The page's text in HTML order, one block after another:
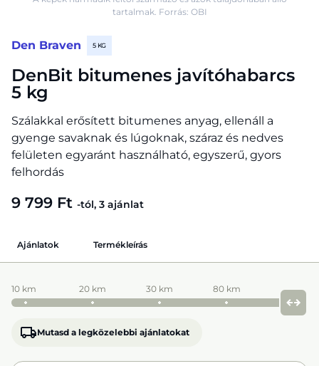
Den Braven 5 KG
DenBit bitumenes javítóhabarcs
5 kg
Szálakkal erősített bitumenes anyag, ellenáll a
gyenge savaknak és lúgoknak, száraz és nedves
felületen egyaránt használható, egyszerű, gyors
felhordás
9 799 Ft -tól, 3 ajánlat
tartalmak. Forrás: OBI
Ajánlatok Termékleírás
10 km 20 km 30 km 80 km
Mutasd a legközelebbi ajánlatokat